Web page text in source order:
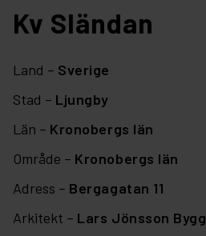
Kv Sländan
Land – Sverige
Stad – Ljungby
Län – Kronobergs län
Område – Kronobergs län
Adress – Bergagatan 11
Arkitekt – Lars Jönsson Bygg